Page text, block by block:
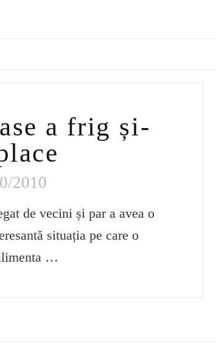
a frig și-
2010
de vecini și par a avea o
situația pe care o
…